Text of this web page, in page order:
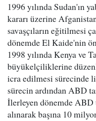
1996 yılında Sudan'ın
kararı üzerine
savaşçıların eğitilmesi
dönemde El Kaide'nin
1998 yılında Kenya ve
büyükelçiliklerine
icra edilmesi sürecinde
sürecin ardından ABD
İlerleyen dönemde
alınarak başına 10